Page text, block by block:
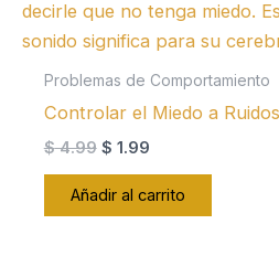
Problemas de Comportamiento
Controlar el Miedo a
$4.99 El
original
$ 1.99El
actual
Añadir al carrito